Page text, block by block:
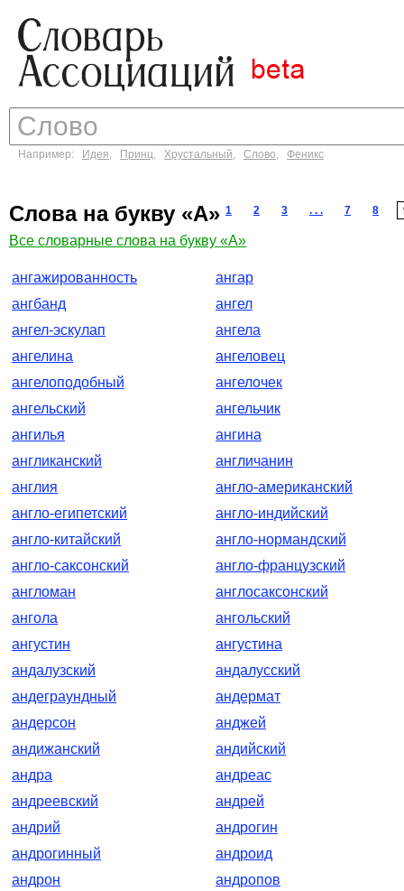
Например: Идея, Принц, Хрустальный, Слово, Феникс
Слова на букву «А» 1 2 3 . . . 7 8
Все словарные слова на букву «А»
ангажированность
ангар
ангбанд
ангел
ангел-эскулап
ангела
ангелина
ангеловец
ангелоподобный
ангелочек
ангельский
ангельчик
ангилья
ангина
англиканский
англичанин
англия
англо-американский
англо-египетский
англо-индийский
англо-китайский
англо-нормандский
англо-саксонский
англо-французский
англоман
англосаксонский
ангола
ангольский
ангустин
ангустина
андалузский
андалусский
андеграундный
андермат
андерсон
анджей
андижанский
андийский
андра
андреас
андреевский
андрей
андрий
андрогин
андрогинный
андроид
андрон
андропов